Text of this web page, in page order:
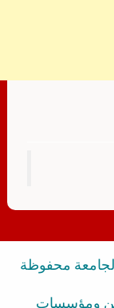
محفوظة
ومؤسسات